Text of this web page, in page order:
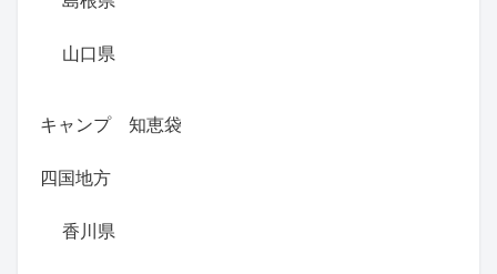
山口県
キャンプ 知恵袋
四国地方
香川県